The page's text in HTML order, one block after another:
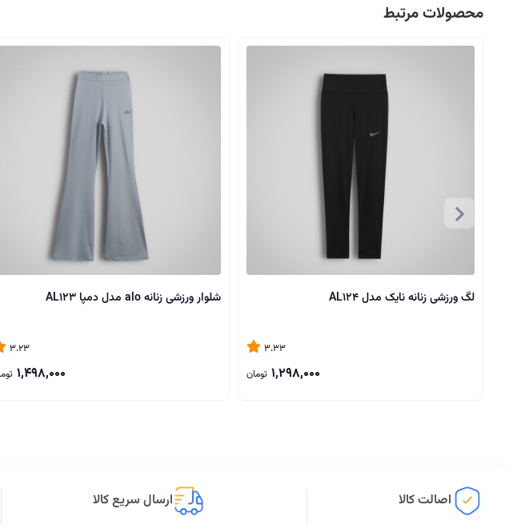
محصولات مرتبط
لگ ورزشی زنانه نایک مدل AL124
3.33
1,298,000 تومان
شلوار ورزشی زنانه alo مدل دمپا AL123
3.23
1,498,000
اصالت کالا ارسال سریع کالا